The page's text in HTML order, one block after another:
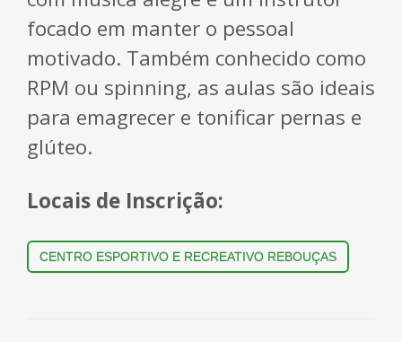
focado em manter o pessoal
motivado. Também conhecido como
RPM ou spinning, as aulas são ideais
para emagrecer e tonificar pernas e
glúteo.
Locais de Inscrição:
CENTRO ESPORTIVO E RECREATIVO REBOUÇAS